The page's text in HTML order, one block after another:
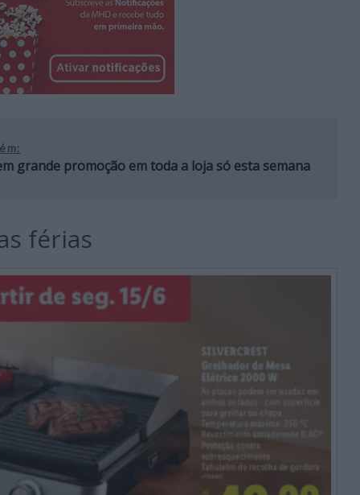
grande promoção em toda a loja só esta semana
férias